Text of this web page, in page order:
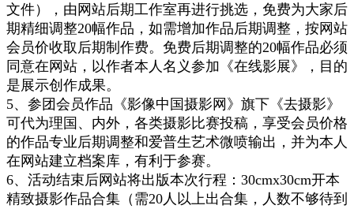
文件），由网站后期工作室再进行挑选，免费为大家后
期精细调整20幅作品，如需增加作品后期调整，按网站
会员价收取后期制作费。免费后期调整的20幅作品必须
同意在网站，以作者本人名义参加《在线影展》，目的
是展示创作成果。
5、参团会员作品《影像中国摄影网》旗下《去摄影》
可代为理国、内外，各类摄影比赛投稿，享受会员价格
的作品专业后期调整和爱普生艺术微喷输出，并为本人
在网站建立档案库，有利于参赛。
6、活动结束后网站将出版本次行程：30cmx30cm开本
精致摄影作品合集（需20人以上出合集，人数不够待到